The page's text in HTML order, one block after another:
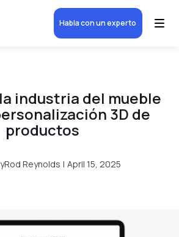
Habla con un experto
industria del mueble
3D de
productos
Rod Reynolds | April 15, 2025